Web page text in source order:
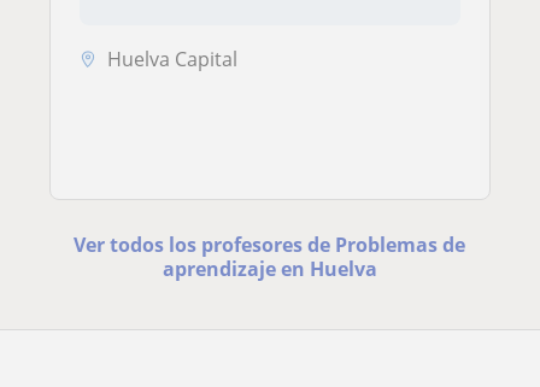
Huelva Capital
Ver todos los profesores de Problemas de
aprendizaje en Huelva